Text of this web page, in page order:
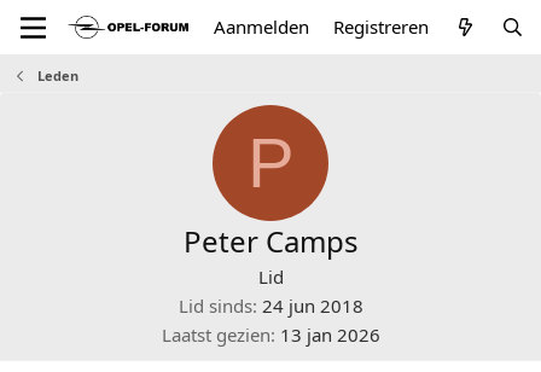
Aanmelden Registreren
Leden
P
Peter Camps
Lid
Lid sinds 24 jun 2018
Laatst gezien 13 jan 2026